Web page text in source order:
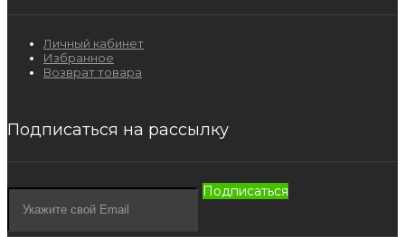
Личный кабинет
Избранное
Возврат товара
Подписаться на рассылку
Подписаться